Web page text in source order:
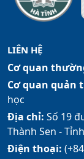
LIÊN HỆ
Cơ quan
Cơ quan quản
học
Địa chỉ: Số 19
Thành Sen -
Điện thoại: